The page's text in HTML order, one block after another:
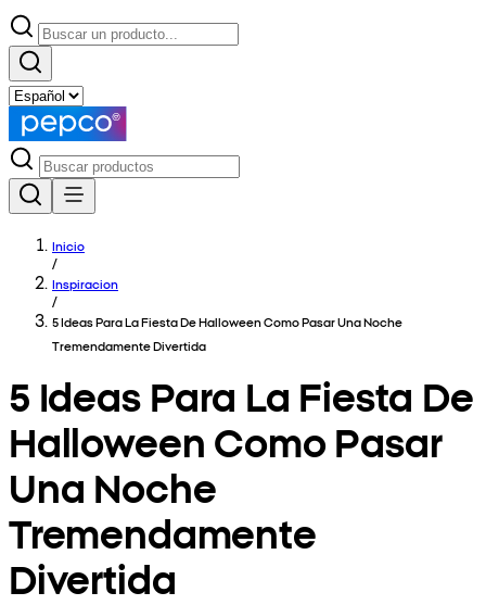
Inicio
/
Inspiracion
/
5 Ideas Para La Fiesta De Halloween Como Pasar Una Noche
Tremendamente Divertida
5 Ideas Para La Fiesta De
Halloween Como Pasar
Una Noche
Tremendamente
Divertida